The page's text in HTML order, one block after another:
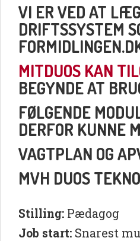
VI ER VED AT
DRIFTSSYSTEM
MITDUOS KAN
BEGYNDE AT
FØLGENDE
DERFOR KUNNE
VAGTPLAN OG
MVH DUOS
Stilling: Pædagog
Job start: Snarest